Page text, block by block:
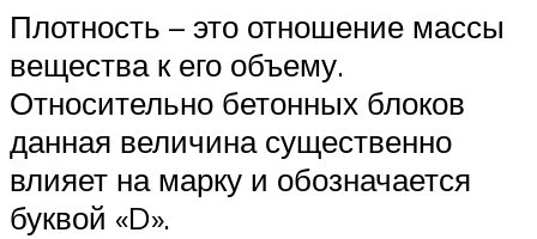
Плотность – это отношение массы
вещества к его объему.
Относительно бетонных блоков
данная величина существенно
влияет на марку и обозначается
буквой «D».